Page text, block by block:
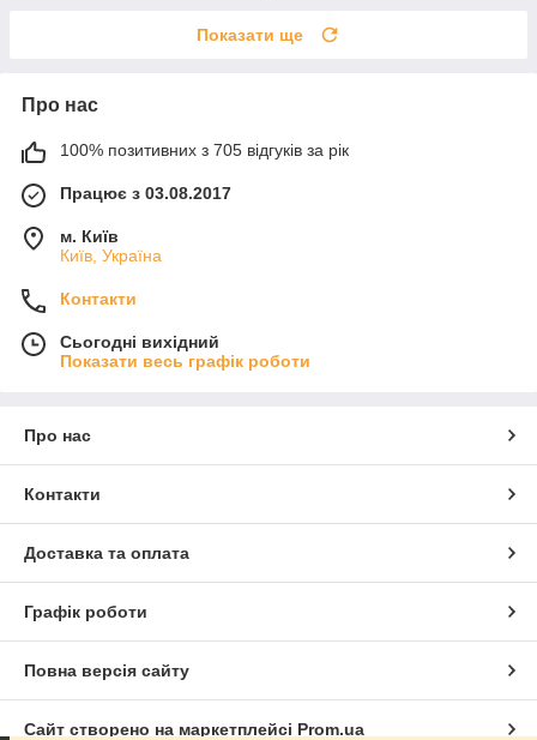
Показати ще
Про нас
100% позитивних з 705 відгуків за рік
Працює з 03.08.2017
м. Київ
Київ, Україна
Контакти
Сьогодні вихідний
Показати весь графік роботи
Про нас
Контакти
Доставка та оплата
Графік роботи
Повна версія сайту
Сайт створено на маркетплейсі Prom.ua